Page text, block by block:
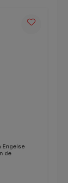
Engelse
de